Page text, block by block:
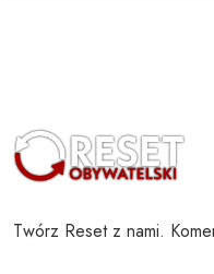
Twórz Reset z nami.